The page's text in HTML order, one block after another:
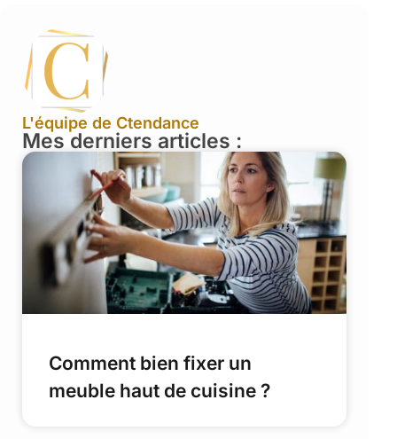
L'équipe de Ctendance
Mes derniers articles :
Comment bien fixer un
meuble haut de cuisine ?